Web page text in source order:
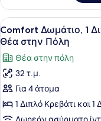
Δωμάτιο
(Panoramic
Sea
View)
Προβολή
όλων
των
φωτογραφιών
για
Comfort
Δωμάτιο,
1
7
Comfort Δωμάτιο, 1
Θέα στην Πόλη
Θέα στην πόλη
32 τ.μ.
Για 4 άτομα
1 Διπλό Κρεβάτι και